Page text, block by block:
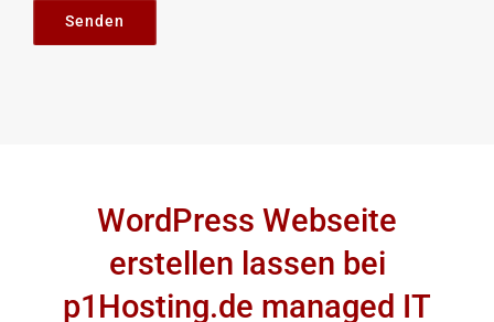
leave
this
WordPress Webseite
erstellen lassen bei
p1Hosting.de managed IT